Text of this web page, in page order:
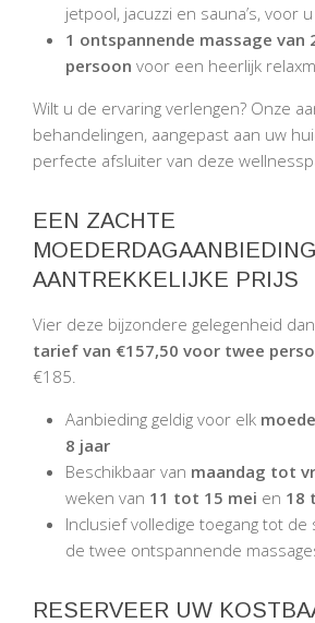
jetpool, jacuzzi en sauna’s, voor
1 ontspannende massage van
persoon voor een heerlijk
Wilt u de ervaring verlengen? Onze
behandelingen, aangepast aan uw
perfecte afsluiter van deze
EEN ZACHTE
AANTREKKELIJKE PRIJS
Vier deze bijzondere gelegenheid
tarief van €157,50 voor twee
€185.
Aanbieding geldig voor elk
8 jaar
Beschikbaar van maandag tot
weken van 11 tot 15 mei en 18
Inclusief volledige toegang tot de
de twee ontspannende
RESERVEER UW